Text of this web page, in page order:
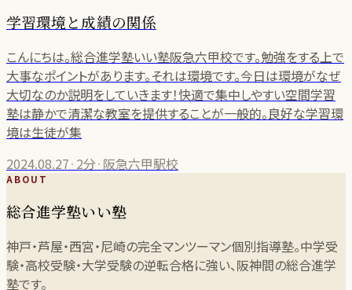
学習環境と成績の関係
こんにちは。総合進学塾いい塾阪急六甲校です。勉強をする上で
大事なポイントがあります。それは環境です。今日は環境がなぜ
大切なのか説明をしていきます！快適で集中しやすい空間学習
塾は静かで清潔な教室を提供することが一般的。良好な学習環
境は生徒が集
2024.08.27· 2分· 阪急六甲駅校
ABOUT
総合進学塾いい塾
神戸・芦屋・西宮・尼崎の完全マンツーマン個別指導塾。中学受
験・高校受験・大学受験の逆転合格に強い、阪神間の総合進学
塾です。